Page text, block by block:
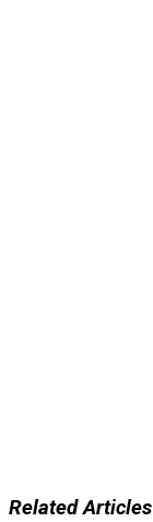
Related Articles